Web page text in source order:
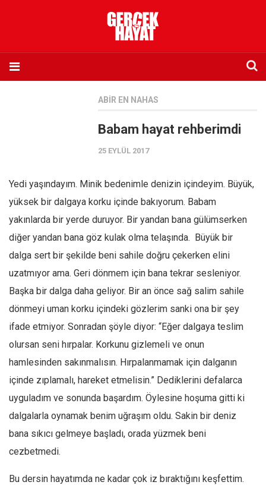
Eksik sayıların temini
Sosyal Medya
Twitter
Facebook
Instagram
YouTube
Editörden
Kemal Özer
Mahmut Toptaş
Yvonne Ridley
Barış Tarımcıoğlu
Ömer Kayani
Yusuf Armağan
ABIR EN NAHAS
Babam hayat rehberimdi
25 EYLÜL 2017
Yedi yaşındayım. Minik bedenimle denizin içindeyim. Büyük,
yüksek bir dalgaya korku içinde bakıyorum. Babam
yakınlarda bir yerde duruyor. Bir yandan bana gülümserken
diğer yandan bana göz kulak olma telaşında. Büyük bir
dalga sert bir şekilde beni sahile doğru çekerken elini
uzatmıyor ama. Geri dönmem için bana tekrar sesleniyor.
Başka bir dalga daha geliyor. Bir an önce sağ salim sahile
dönmeyi uman korku içindeki gözlerim sanki ona bir şey
ifade etmiyor. Sonradan şöyle diyor: “Eğer dalgaya teslim
olursan seni hırpalar. Korkunu gizlemeli ve onun
hamlesinden sakınmalısın. Hırpalanmamak için dalganın
içinde zıplamalı, hareket etmelisin.” Dediklerini defalarca
uyguladım ve sonunda başardım. Öylesine hoşuma gitti ki
dalgalarla oynamak benim uğraşım oldu. Sakin bir deniz
bana sıkıcı gelmeye başladı, orada yüzmek beni
cezbetmedi.
Bu dersin hayatımda ne kadar çok iz bıraktığını keşfettim.